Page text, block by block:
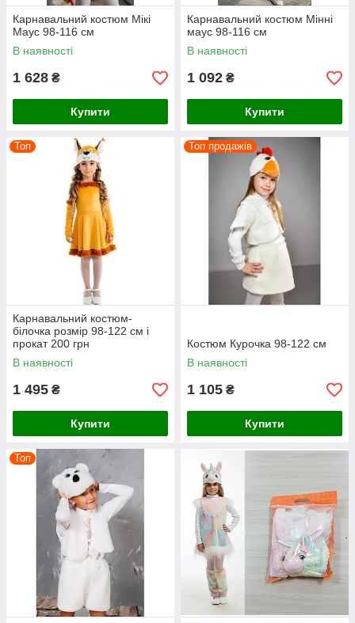
Карнавальний костюм Мікі
Маус 98-116 см
В наявності
1 628 ₴
Купити
Карнавальний костюм Мінні
маус 98-116 см
В наявності
1 092 ₴
Купити
Топ
Карнавальний костюм-
білочка розмір 98-122 см і
прокат 200 грн
В наявності
1 495 ₴
Купити
Топ продажів
Костюм Курочка 98-122 см
В наявності
1 105 ₴
Купити
Топ